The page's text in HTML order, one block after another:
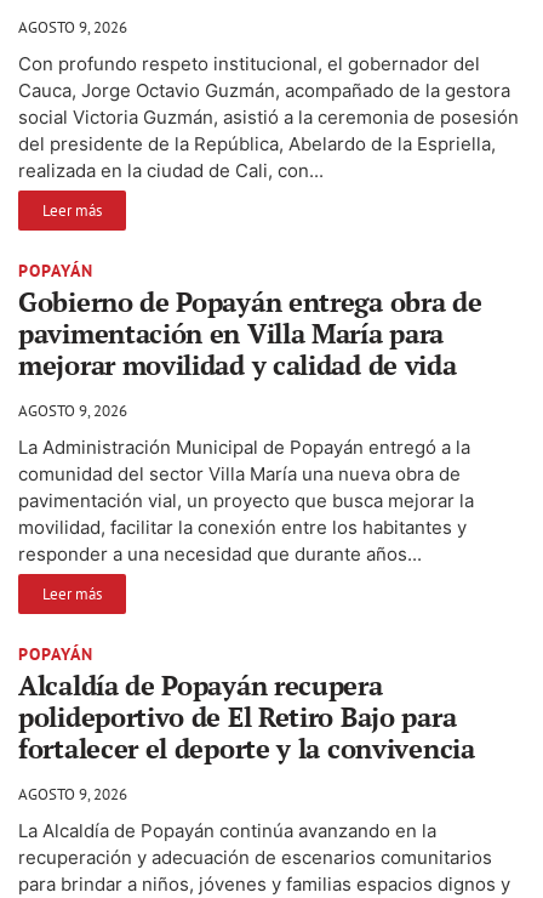
AGOSTO 9, 2026
Con profundo respeto institucional, el gobernador del
Cauca, Jorge Octavio Guzmán, acompañado de la gestora
social Victoria Guzmán, asistió a la ceremonia de posesión
del presidente de la República, Abelardo de la Espriella,
realizada en la ciudad de Cali, con...
Leer más
POPAYÁN
Gobierno de Popayán entrega obra de
pavimentación en Villa María para
mejorar movilidad y calidad de vida
AGOSTO 9, 2026
La Administración Municipal de Popayán entregó a la
comunidad del sector Villa María una nueva obra de
pavimentación vial, un proyecto que busca mejorar la
movilidad, facilitar la conexión entre los habitantes y
responder a una necesidad que durante años...
Leer más
POPAYÁN
Alcaldía de Popayán recupera
polideportivo de El Retiro Bajo para
fortalecer el deporte y la convivencia
AGOSTO 9, 2026
La Alcaldía de Popayán continúa avanzando en la
recuperación y adecuación de escenarios comunitarios
para brindar a niños, jóvenes y familias espacios dignos y